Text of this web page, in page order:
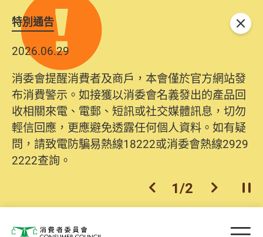
特別通告
2026.06.29
消委會提醒消費者及商戶，本會僅於官方網站發
布消費警示。如接獲以消委會名義發出的產品回
收相關來電、電郵、短訊或社交媒體訊息，切勿
輕信回應，更應避免透露任何個人資料。如有疑
問，請致電防騙易熱線18222或消委會熱線2929
2222查詢。
上一個
1/2 下一個開
關閉